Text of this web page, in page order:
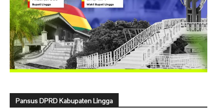
Pansus DPRD Kabupaten Lingga